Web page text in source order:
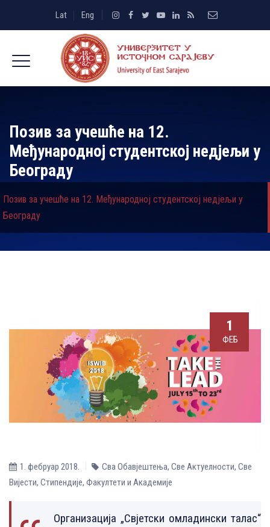
Lat Eng
Позив за учешће на 12.
Међународној студентској недјељи у
Београду
Позив за учешће на 12. Међународној студентској недјељи у
Београду
1
ФЕБ
1. фебруар 2018. Сва Обавјештења, Све Aктуелности, Све
Вијести, Стипендије, Факултети и Академије
Организација „Свјетски омладински талас“